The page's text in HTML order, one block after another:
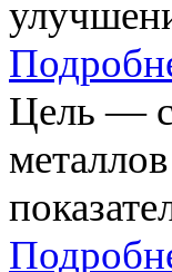
Цель —